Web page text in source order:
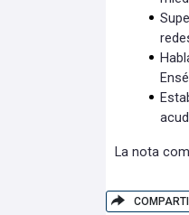
La nota